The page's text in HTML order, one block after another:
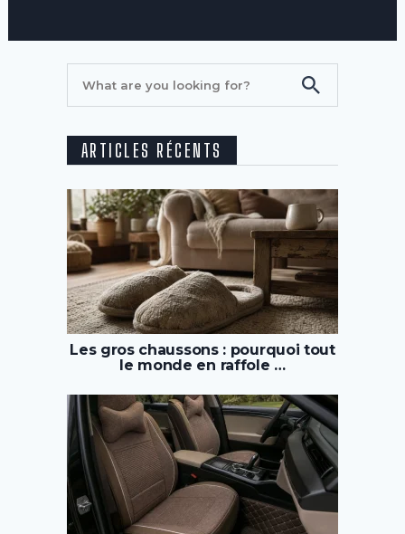
ARTICLES RÉCENTS
Les gros chaussons : pourquoi tout
le monde en raffole …